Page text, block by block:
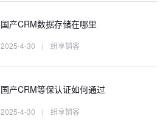
国产CRM数据存储在哪里
2025-4-30 | 纷享销客
国产CRM等保认证如何通过
2025-4-30 | 纷享销客